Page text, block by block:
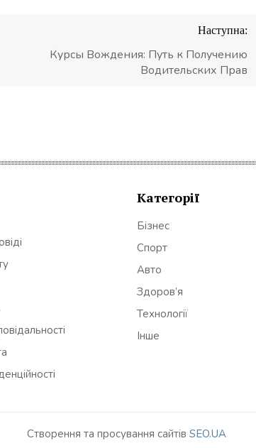
Наступна:
Курсы Вождения: Путь к Получению
Водительских Прав
Категорії
Бізнес
Спорт
Авто
Здоров’я
Технології
Інше
Створення та просування сайтів SEO.UA